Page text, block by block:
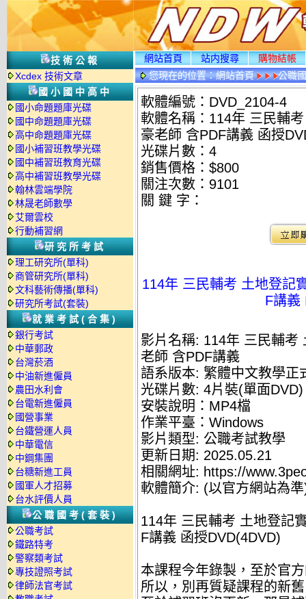
技術公報
Xcdex 技術文章
國小國中高中
國小命題題庫光碟
國中命題題庫光碟
高中命題題庫光碟
國小補習班教學光碟
國中補習班教育光碟
高中補習班教學光碟
翰林雲端學院
林晟老師數學
艾爾雲校
行動補習網
研究所考試
理工研究所(單科)
商管研究所(單科)
文科藝術傳播(單科)
研究所考試(套裝)
就業考試(合集)
銀行考試
中華郵政
台灣菸酒
中油新進僱員
農田水利會
台電新進僱員
國營事業
台鐵營運人員
中華電信
中鋼集團
台糖新進工員
國軍人才招募
台水評價人員
公職國考(套裝)
公職考試
鐵路特考
警察類考試
專技證照考試
律師法官考試
網站首頁 站内搜尋
購物結帳
您現在的位置：網站首頁
公職
光碟詳情
軟體編號：DVD_2104-4
軟體名稱：114年 三民輔
豪老師 含PDF講義 函授
光碟片數：4
銷售價格：$800
關注次數： 9101
關 鍵 字：
114年 三民輔考 土地登記
F講義
影片名稱: 114年 三民輔考
老師 含PDF講義
語系版本: 繁體中文教學正
光碟片數: 4片裝(單面DVD)
安裝說明：MP4檔
作業平臺：Windows
影片類型: 公職考試教學
更新日期: 2025.05.21
相關網址: https://
軟體簡介: (以官方網站為
114年 三民輔考 土地登記
F講義 函授DVD(4DVD)
本課程今年錄製，至於官
所以，別再質疑課程的新